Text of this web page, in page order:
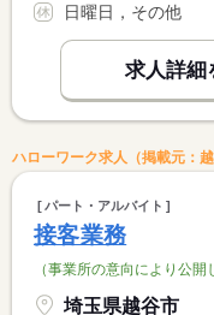
日曜日，その他
求人詳細
ハローワーク求人（掲載元：
パート・アルバイト
接客業務
（事業所の意向により公開
埼玉県越谷市